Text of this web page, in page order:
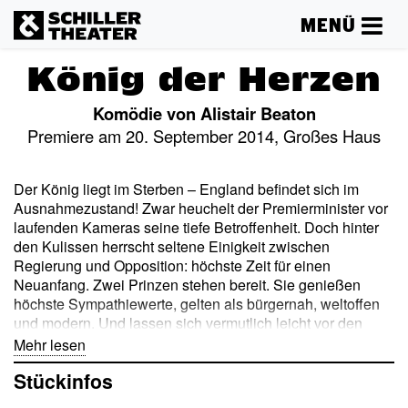
MENÜ
König der Herzen
Komödie von Alistair Beaton
Premiere am 20. September 2014, Großes Haus
Der König liegt im Sterben – England befindet sich im
Ausnahmezustand! Zwar heuchelt der Premierminister vor
laufenden Kameras seine tiefe Betroffenheit. Doch hinter
den Kulissen herrscht seltene Einigkeit zwischen
Regierung und Opposition: höchste Zeit für einen
Neuanfang. Zwei Prinzen stehen bereit. Sie genießen
höchste Sympathiewerte, gelten als bürgernah, weltoffen
und modern. Und lassen sich vermutlich leicht vor den
dreckigen Karren der Politik spannen. Allerdings herrscht
blankes Entsetzen, als der ältere, Richard, eine
überraschende Neuigkeit verkündet: Er hat sich in eine
Mehr lesen
Stückinfos